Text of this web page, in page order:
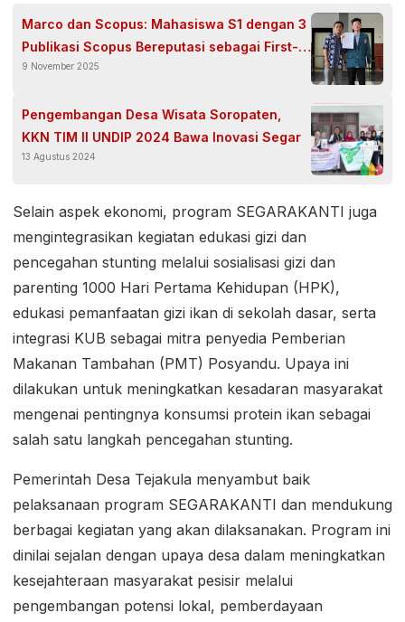
Marco dan Scopus: Mahasiswa S1 dengan 3
Publikasi Scopus Bereputasi sebagai First-
Author Tanpa Bayar, Kok Bisa?
9 November 2025
Pengembangan Desa Wisata Soropaten,
KKN TIM II UNDIP 2024 Bawa Inovasi Segar
13 Agustus 2024
Selain aspek ekonomi, program SEGARAKANTI juga
mengintegrasikan kegiatan edukasi gizi dan
pencegahan stunting melalui sosialisasi gizi dan
parenting 1000 Hari Pertama Kehidupan (HPK),
edukasi pemanfaatan gizi ikan di sekolah dasar, serta
integrasi KUB sebagai mitra penyedia Pemberian
Makanan Tambahan (PMT) Posyandu. Upaya ini
dilakukan untuk meningkatkan kesadaran masyarakat
mengenai pentingnya konsumsi protein ikan sebagai
salah satu langkah pencegahan stunting.
Pemerintah Desa Tejakula menyambut baik
pelaksanaan program SEGARAKANTI dan mendukung
berbagai kegiatan yang akan dilaksanakan. Program ini
dinilai sejalan dengan upaya desa dalam meningkatkan
kesejahteraan masyarakat pesisir melalui
pengembangan potensi lokal, pemberdayaan